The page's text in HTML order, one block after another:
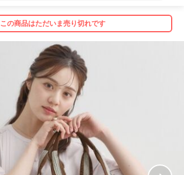
この商品はただいま売り切れです